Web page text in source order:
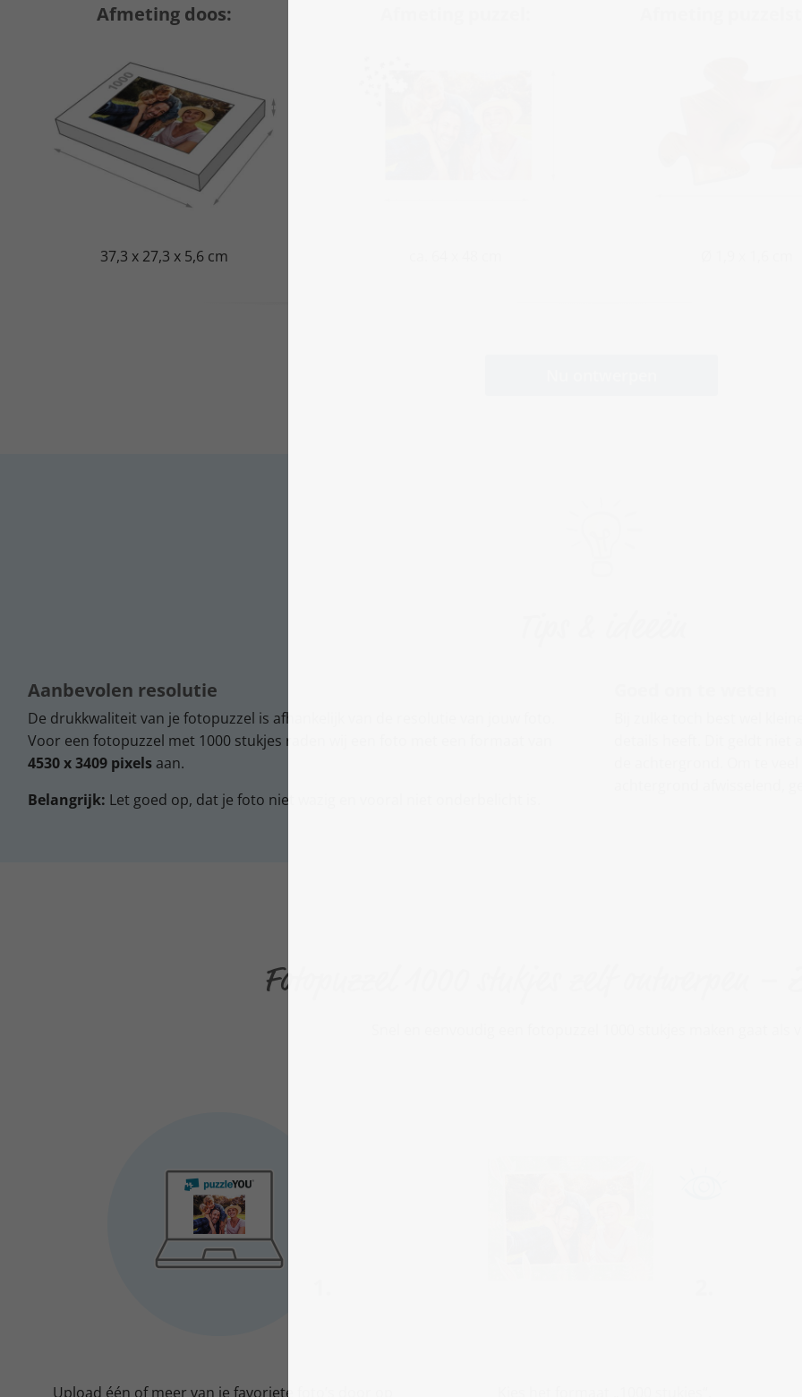
Afmeting doos:
37,3 x 27,3 x 5,6 cm
Aanbevolen resolutie
De drukkwaliteit van je fotopuzzel is afhankelijk van de resolutie van jouw foto.
Voor een fotopuzzel met 1000 stukjes raden wij een foto met een formaat van
4530 x 3409 pixels aan.
Belangrijk: Let goed op, dat je foto niet wazig en vooral niet onderbelicht is.
Bij zulke toch best wel
details heeft. Dit geldt
de achtergrond. Om te
achtergrond afwisselend,
Fotopuzzel 1000 stukjes zelf ontwerpen –
Upload één of meer van je favoriete foto’s door op